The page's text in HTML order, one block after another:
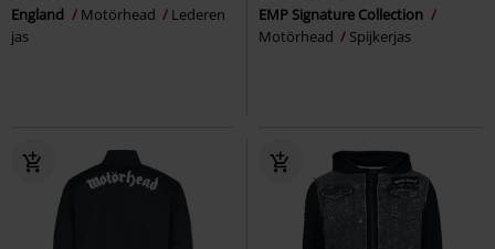
England Motörhead
Lederen
jas
EMP Signature Collection
Motörhead
Spijkerjas